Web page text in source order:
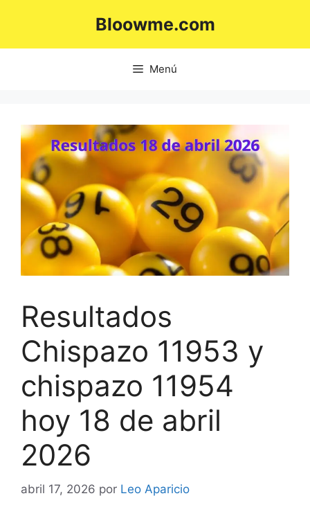
Bloowme.com
Menú
Resultados
Chispazo 11953 y
chispazo 11954
hoy 18 de abril
2026
abril 17, 2026 por Leo Aparicio